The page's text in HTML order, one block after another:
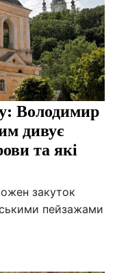
Володимир
дивує
та які
закуток
пейзажами